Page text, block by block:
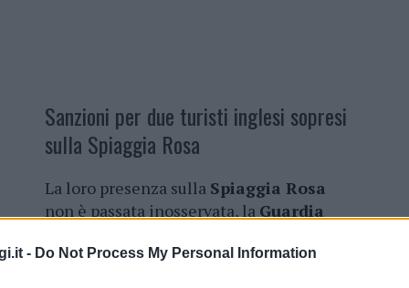
- Do Not Process My Personal Information
Sanzioni per due turisti inglesi sopresi
sulla Spiaggia Rosa
La loro presenza sulla Spiaggia Rosa
non è passata inosservata, la Guardia
inglesi. Undiportistastamattina ha